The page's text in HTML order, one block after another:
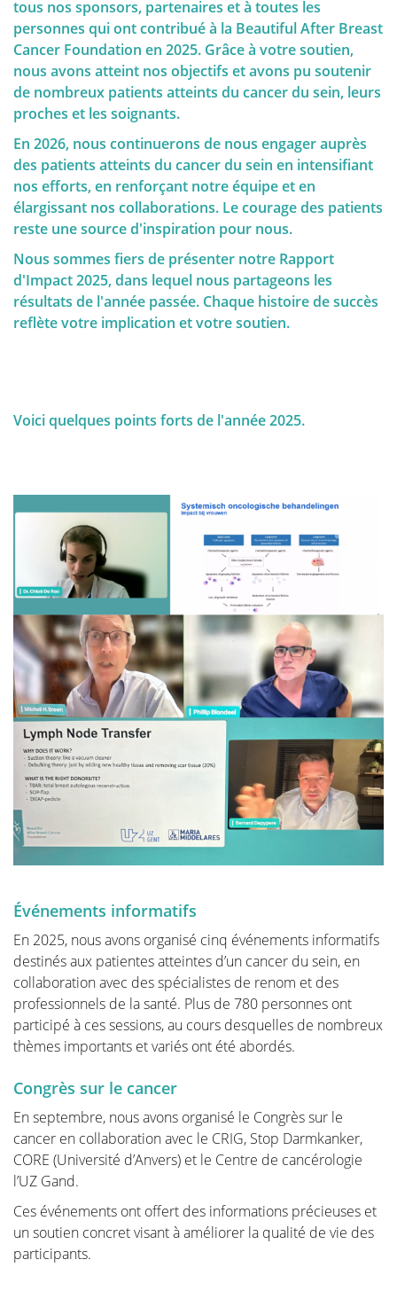
QUALITY OF LIFE
peut être choisie. Il est donc important de
comprendre ces facteurs de risque et génétiques.
Dépistage et prophylaxe
Facteurs Génétiques
L'importance de l'auto-examen et du
dépistage
J'ai reçu un diagnostic de cancer ... Ce site web est un
réponses à vos problèmes.
Ce site devrait fournir des conseils et un soutien aux
patients sur leur chemin vers le rétablissement et une
meilleure qualité de vie.
La partie "Diagnostic" de notre site est organisée en
deux sections principales. Tout d'abord, dans
"Anatomie et physiologie", nous fournissons une
compréhension de base du sein. Dans la deuxième
partie "Tumeurs et Maladies", nous approfondirons
tout ce qui concerne les affections mammaires.
De plus, nous souhaitons informer les femmes qui se
demandent si elles ont un problème mammaire, mais
ne souhaitent pas consulter immédiatement leur
médecin à ce sujet. Les connaissances et les
informations peuvent souvent offrir une réassurance
immédiate si la femme est capable d'identifier elle-
nous essayons également d'informer les femmes qui
ont en effet reçu un diagnostic de problème
mammaire grave, comme une maladie maligne, et qui
souhaitent consulter leur médecin bien préparées.
Anatomie et Physiologie
Tumeurs et maladies
Thérapie
Dans le traitement du cancer du sein, le choix de la
tous nos sponsors, partenaires et à toutes les
personnes qui ont contribué à la Beautiful After Breast
Cancer Foundation en 2025. Grâce à votre soutien,
nous avons atteint nos objectifs et avons pu soutenir
de nombreux patients atteints du cancer du sein, leurs
proches et les soignants.
En 2026, nous continuerons de nous engager auprès
des patients atteints du cancer du sein en intensifiant
nos efforts, en renforçant notre équipe et en
élargissant nos collaborations. Le courage des patients
reste une source d'inspiration pour nous.
Nous sommes fiers de présenter notre Rapport
d'Impact 2025, dans lequel nous partageons les
résultats de l'année passée. Chaque histoire de succès
reflète votre implication et votre soutien.
Voici quelques points forts de l'année 2025.
Événements informatifs
En 2025, nous avons organisé cinq événements informatifs
destinés aux patientes atteintes d’un cancer du sein, en
collaboration avec des spécialistes de renom et des
professionnels de la santé. Plus de 780 personnes ont
participé à ces sessions, au cours desquelles de nombreux
thèmes importants et variés ont été abordés.
Congrès sur le cancer
En septembre, nous avons organisé le Congrès sur le
cancer en collaboration avec le CRIG, Stop Darmkanker,
CORE (Université d’Anvers) et le Centre de cancérologie
l’UZ Gand.
Ces événements ont offert des informations précieuses et
un soutien concret visant à améliorer la qualité de vie des
participants.